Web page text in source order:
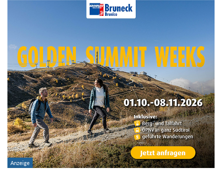
Im Tourenarchiv suchen
Region:
Gebirge:
Art der Tour: